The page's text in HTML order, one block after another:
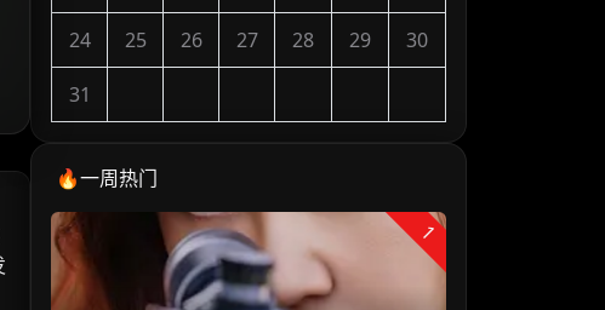
24 25 26 27 28 29 30
31
🔥一周热门
1